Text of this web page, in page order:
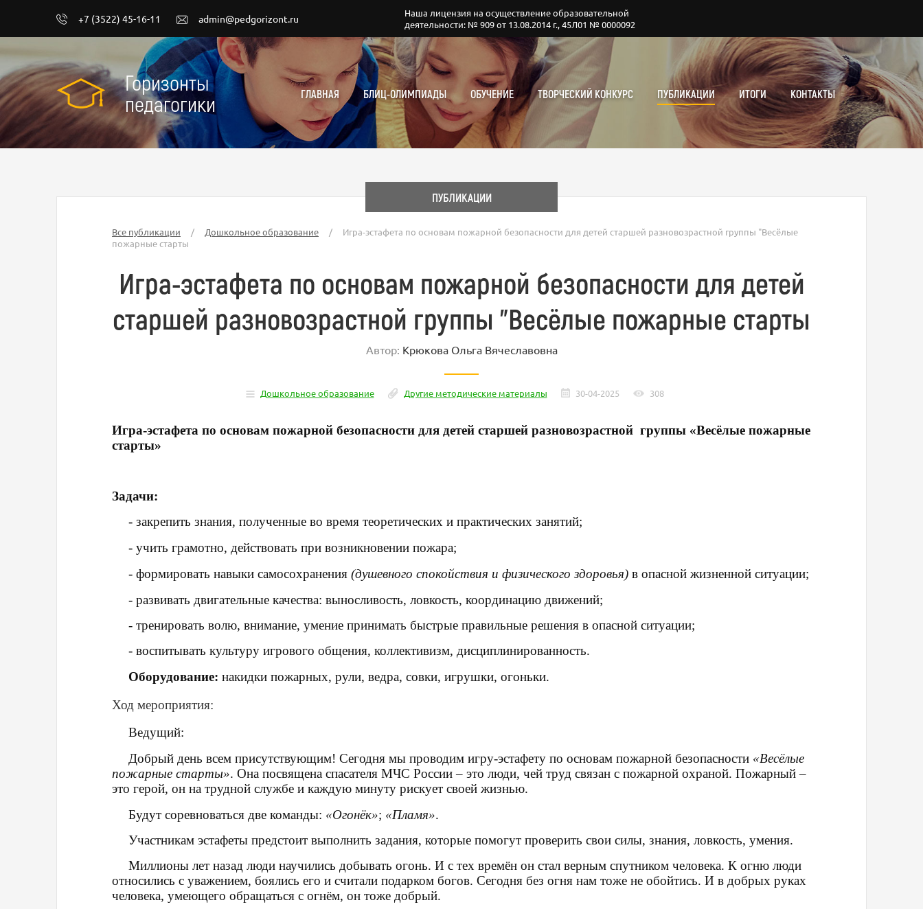
+7 (3522) 45-16-11 admin@pedgorizont.ru
Наша лицензия на осуществление образовательной
деятельности: № 909 от 13.08.2014 г., 45Л01 № 0000092
Горизонты
педагогики
ГЛАВНАЯ БЛИЦ-ОЛИМПИАДЫ ОБУЧЕНИЕ ТВОРЧЕСКИЙ КОНКУРС ПУБЛИКАЦИИ ИТОГИ КОНТАКТЫ
ПУБЛИКАЦИИ
Все публикации / Дошкольное образование /
Игра-эстафета по основам пожарной безопасности для детей старшей разновозрастной группы "Весёлые
пожарные старты
Игра-эстафета по основам пожарной безопасности для детей
старшей разновозрастной группы "Весёлые пожарные старты
Автор: Крюкова Ольга Вячеславовна
Дошкольное образование Другие методические материалы 30-04-2025 308
Игра-эстафета по основам пожарной безопасности для детей старшей разновозрастной группы «Весёлые пожарные
старты»
Задачи:
- закрепить знания, полученные во время теоретических и практических занятий;
- учить грамотно, действовать при возникновении пожара;
- формировать навыки самосохранения (душевного спокойствия и физического здоровья) в опасной жизненной ситуации;
- развивать двигательные качества: выносливость, ловкость, координацию движений;
- тренировать волю, внимание, умение принимать быстрые правильные решения в опасной ситуации;
- воспитывать культуру игрового общения, коллективизм, дисциплинированность.
Оборудование: накидки пожарных, рули, ведра, совки, игрушки, огоньки.
Ход мероприятия:
Ведущий:
Добрый день всем присутствующим! Сегодня мы проводим игру-эстафету по основам пожарной безопасности «Весёлые
пожарные старты». Она посвящена спасателя МЧС России – это люди, чей труд связан с пожарной охраной. Пожарный –
это герой, он на трудной службе и каждую минуту рискует своей жизнью.
Будут соревноваться две команды: «Огонёк»; «Пламя».
Участникам эстафеты предстоит выполнить задания, которые помогут проверить свои силы, знания, ловкость, умения.
Миллионы лет назад люди научились добывать огонь. И с тех времён он стал верным спутником человека. К огню люди
относились с уважением, боялись его и считали подарком богов. Сегодня без огня нам тоже не обойтись. И в добрых руках
человека, умеющего обращаться с огнём, он тоже добрый.